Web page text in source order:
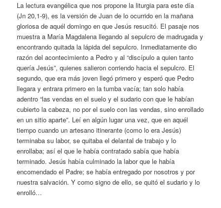
La lectura evangélica que nos propone la liturgia para este día
(Jn 20,1-9), es la versión de Juan de lo ocurrido en la mañana
gloriosa de aquél domingo en que Jesús resucitó. El pasaje nos
muestra a María Magdalena llegando al sepulcro de madrugada y
encontrando quitada la lápida del sepulcro. Inmediatamente dio
razón del acontecimiento a Pedro y al “discípulo a quien tanto
quería Jesús”, quienes salieron corriendo hacia el sepulcro. El
segundo, que era más joven llegó primero y esperó que Pedro
llegara y entrara primero en la tumba vacía; tan solo había
adentro “las vendas en el suelo y el sudario con que le habían
cubierto la cabeza, no por el suelo con las vendas, sino enrollado
en un sitio aparte”. Leí en algún lugar una vez, que en aquél
tiempo cuando un artesano itinerante (como lo era Jesús)
terminaba su labor, se quitaba el delantal de trabajo y lo
enrollaba; así el que le había contratado sabía que había
terminado. Jesús había culminado la labor que le había
encomendado el Padre; se había entregado por nosotros y por
nuestra salvación. Y como signo de ello, se quitó el sudario y lo
enrolló…